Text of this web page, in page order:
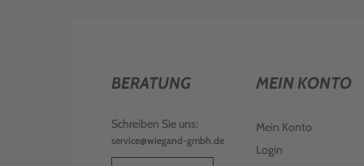
KOMPATIBLER TONER ERSETZT
LEXMARK 78C2UM0 MAGENTA
€ 226,99 inkl. MwSt. zzgl. Versand
KOMPATIBLER TONER ERSETZT
€ 164,99 inkl. MwSt. zzgl. Versand
BERATUNG
Schreiben Sie uns:
service@wiegand-gmbh.de
MEIN KONTO
Mein Konto
Login